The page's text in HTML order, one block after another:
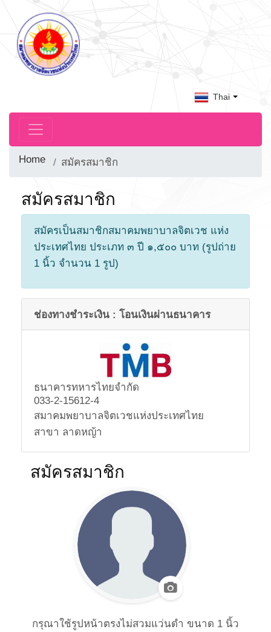
Thai
Home สมัครสมาชิก
สมัครสมาชิก
สมัครเป็นสมาชิกสมาคมพยาบาลจิตเวช แห่ง
ประเทศไทย ประเภท ๓ ปี ๑,๕๐๐ บาท (รูปถ่าย
1 นิ้ว จำนวน 1 รูป)
ช่องทางชำระเงิน : โอนเงินผ่านธนาคาร
ธนาคารทหารไทยจำกัด
033-2-15612-4
สมาคมพยาบาลจิตเวชแห่งประเทศไทย
สาขา ลาดหญ้า
สมัครสมาชิก
กรุณาใช้รูปหน้าตรงไม่สวมแว่นดำ ขนาด 1 นิ้ว